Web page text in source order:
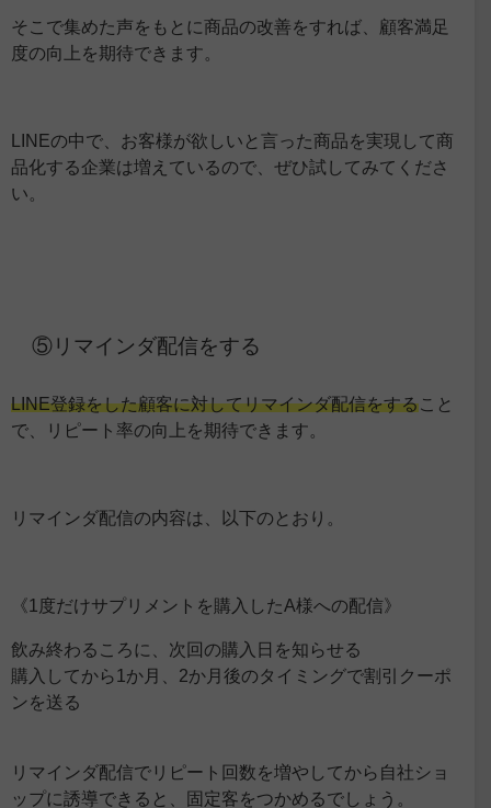
そこで集めた声をもとに商品の改善をすれば、顧客満足
度の向上を期待できます。
LINEの中で、お客様が欲しいと言った商品を実現して商
品化する企業は増えているので、ぜひ試してみてくださ
い。
⑤リマインダ配信をする
LINE登録をした顧客に対してリマインダ配信をする こと
で、リピート率の向上を期待できます。
リマインダ配信の内容は、以下のとおり。
《1度だけサプリメントを購入したA様への配信》
飲み終わるころに、次回の購入日を知らせる
購入してから1か月、2か月後のタイミングで割引クーポ
ンを送る
リマインダ配信でリピート回数を増やしてから自社ショ
ップに誘導できると、固定客をつかめるでしょう。